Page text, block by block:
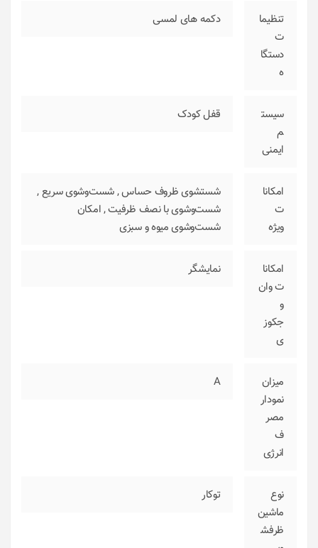
تنظیما
ت
دستگا
ه
دکمه های لمسی
سیست
م
ایمنی
قفل کودک
امکانا
ت
ویژه
شستشوی ظروف حساس,شست‌وشوی سریع,
شست‌وشوی با نصف ظرفیت,امکان
شست‌وشوی میوه و سبزی
امکانا
ت وان
و
جکوز
ی
نمایشگر
میزان
نمودار
مصر
ف
انرژی
A
نوع
ماشین
ظرفش
توکار